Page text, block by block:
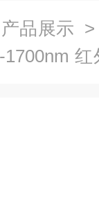
产品展示